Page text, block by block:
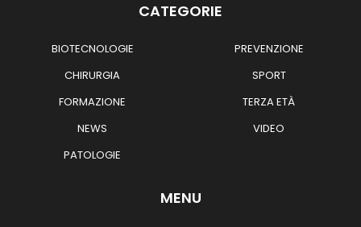
CATEGORIE
BIOTECNOLOGIE
CHIRURGIA
FORMAZIONE
NEWS
PATOLOGIE
PREVENZIONE
SPORT
TERZA ETÀ
VIDEO
MENU